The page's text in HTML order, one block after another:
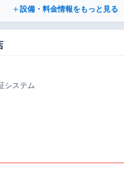
設備・料金情報をもっと見る
システム